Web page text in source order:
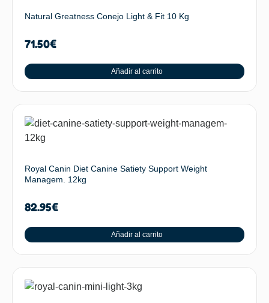
Natural Greatness Conejo Light & Fit 10 Kg
71.50€
Añadir al carrito
Royal Canin Diet Canine Satiety Support Weight
Managem. 12kg
82.95€
Añadir al carrito